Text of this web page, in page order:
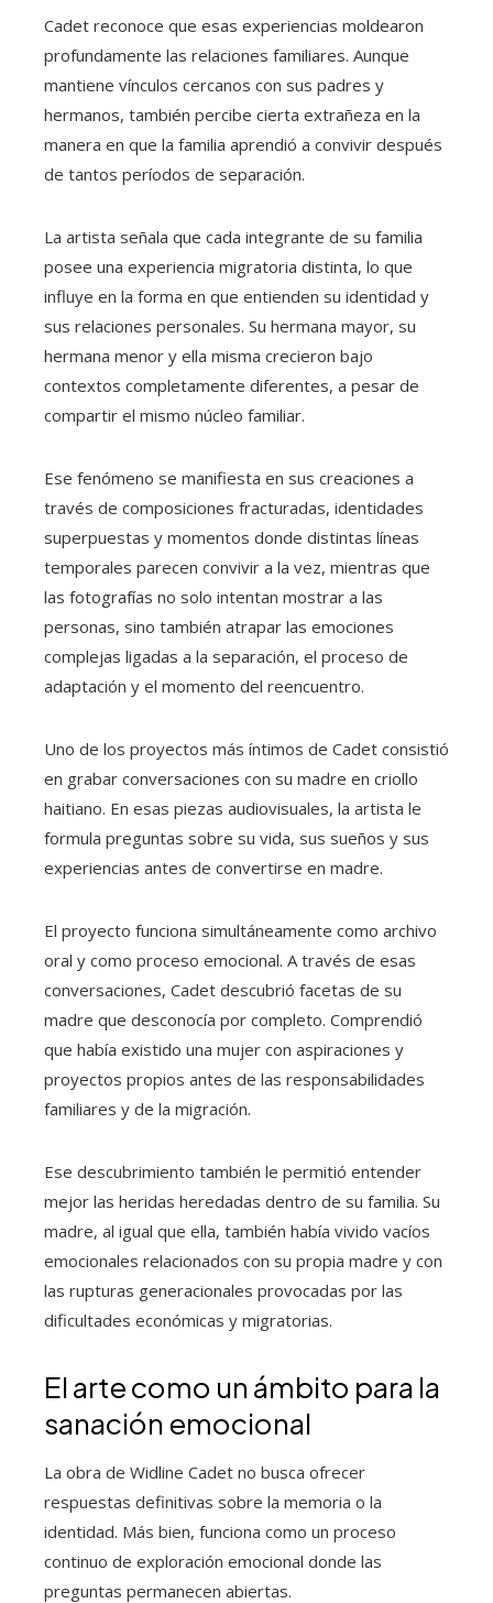
Cadet reconoce que esas experiencias moldearon
profundamente las relaciones familiares. Aunque
mantiene vínculos cercanos con sus padres y
hermanos, también percibe cierta extrañeza en la
manera en que la familia aprendió a convivir después
de tantos períodos de separación.
La artista señala que cada integrante de su familia
posee una experiencia migratoria distinta, lo que
influye en la forma en que entienden su identidad y
sus relaciones personales. Su hermana mayor, su
hermana menor y ella misma crecieron bajo
contextos completamente diferentes, a pesar de
compartir el mismo núcleo familiar.
Ese fenómeno se manifiesta en sus creaciones a
través de composiciones fracturadas, identidades
superpuestas y momentos donde distintas líneas
temporales parecen convivir a la vez, mientras que
las fotografías no solo intentan mostrar a las
personas, sino también atrapar las emociones
complejas ligadas a la separación, el proceso de
adaptación y el momento del reencuentro.
Uno de los proyectos más íntimos de Cadet consistió
en grabar conversaciones con su madre en criollo
haitiano. En esas piezas audiovisuales, la artista le
formula preguntas sobre su vida, sus sueños y sus
experiencias antes de convertirse en madre.
El proyecto funciona simultáneamente como archivo
oral y como proceso emocional. A través de esas
conversaciones, Cadet descubrió facetas de su
madre que desconocía por completo. Comprendió
que había existido una mujer con aspiraciones y
proyectos propios antes de las responsabilidades
familiares y de la migración.
Ese descubrimiento también le permitió entender
mejor las heridas heredadas dentro de su familia. Su
madre, al igual que ella, también había vivido vacíos
emocionales relacionados con su propia madre y con
las rupturas generacionales provocadas por las
dificultades económicas y migratorias.
El arte como un ámbito para la
sanación emocional
La obra de Widline Cadet no busca ofrecer
respuestas definitivas sobre la memoria o la
identidad. Más bien, funciona como un proceso
continuo de exploración emocional donde las
preguntas permanecen abiertas.